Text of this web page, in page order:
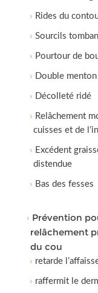
Rides du
Sourcils
Pourtour de
Double
Décolleté ridé
Relâchement
cuisses et de
Excédent
distendue
Bas des fesses
Prévention
relâchement
du cou
retarde
raffermit le